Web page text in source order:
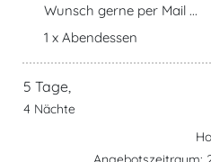
Wunsch gerne per Mail ...
1 x Abendessen
5 Tage,
4 Nächte